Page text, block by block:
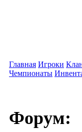
Главная Игроки
Чемпионаты
Форум: